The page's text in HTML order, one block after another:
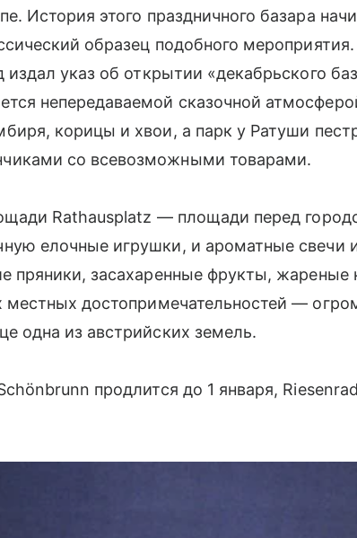
История этого праздничного базара
образец подобного
указ об открытии «декабрьского
непередаваемой сказочной
корицы и хвои, а парк у Ратуши
со всевозможными товарами.
Rathausplatz — площади перед
елочные игрушки, и ароматные свечи
пряники, засахаренные фрукты, жареные
местных достопримечательностей —
одна из австрийских земель.
продлится до 1 января,